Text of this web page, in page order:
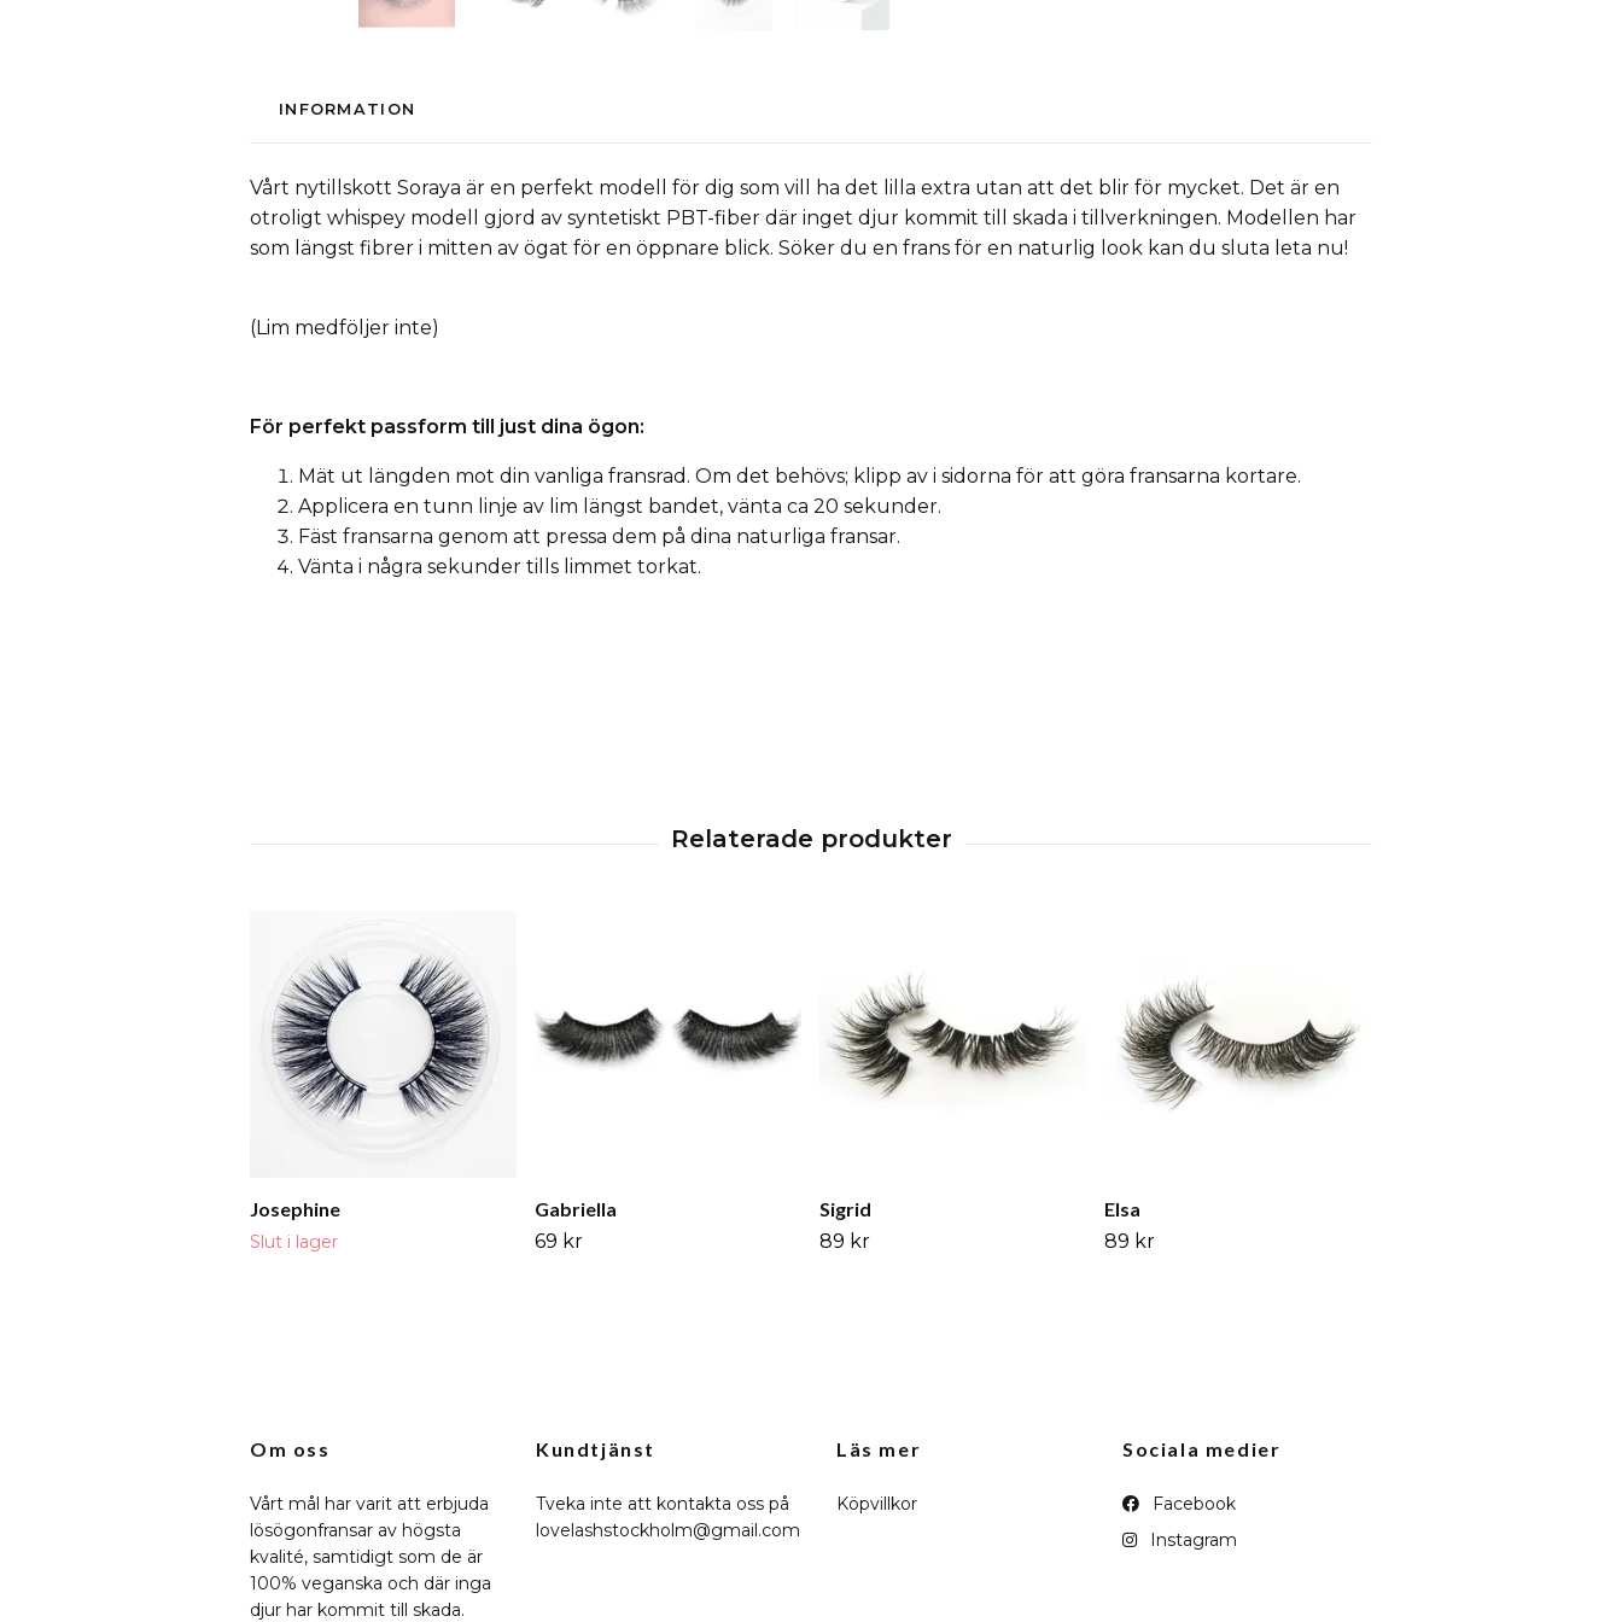
INFORMATION
Vårt nytillskott Soraya är en perfekt modell för dig som vill ha det lilla extra utan att det blir för mycket. Det är en
otroligt whispey modell gjord av syntetiskt PBT-fiber där inget djur kommit till skada i tillverkningen. Modellen har
som längst fibrer i mitten av ögat för en öppnare blick. Söker du en frans för en naturlig look kan du sluta leta nu!
(Lim medföljer inte)
För perfekt passform till just dina ögon:
Mät ut längden mot din vanliga fransrad. Om det behövs; klipp av i sidorna för att göra fransarna kortare.
Applicera en tunn linje av lim längst bandet, vänta ca 20 sekunder.
Fäst fransarna genom att pressa dem på dina naturliga fransar.
Vänta i några sekunder tills limmet torkat.
Josephine
Slut i lager
Gabriella
69 kr
Sigrid
89 kr
Elsa
89 kr
Om oss
Vårt mål har varit att erbjuda
lösögonfransar av högsta
kvalité, samtidigt som de är
100% veganska och där inga
djur har kommit till skada.
Kundtjänst
Tveka inte att kontakta oss på
lovelashstockholm@gmail.com
Läs mer
Köpvillkor
Sociala medier
Facebook
Instagram